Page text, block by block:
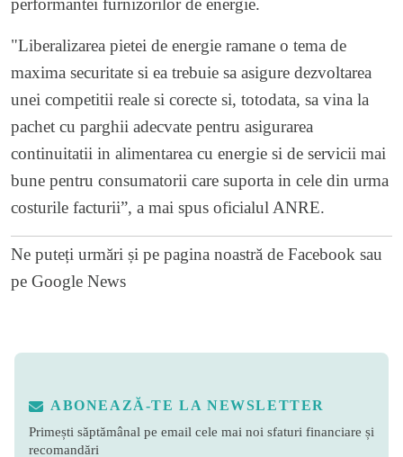
performantei furnizorilor de energie.
"Liberalizarea pietei de energie ramane o tema de
maxima securitate si ea trebuie sa asigure dezvoltarea
unei competitii reale si corecte si, totodata, sa vina la
pachet cu parghii adecvate pentru asigurarea
continuitatii in alimentarea cu energie si de servicii mai
bune pentru consumatorii care suporta in cele din urma
costurile facturii”, a mai spus oficialul ANRE.
Ne puteți urmări și pe pagina noastră de Facebook sau
pe Google News
ABONEAZĂ-TE LA NEWSLETTER
Primești săptămânal pe email cele mai noi sfaturi financiare și
recomandări